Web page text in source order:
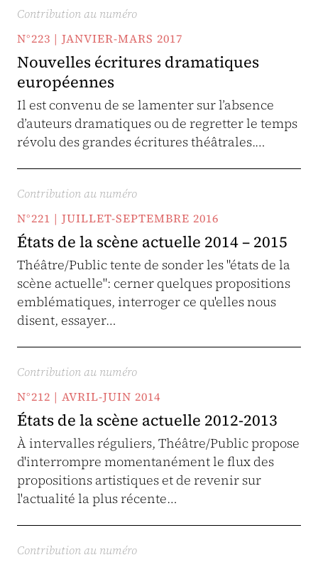
Contribution au numéro
N°223 | JANVIER-MARS 2017
Nouvelles écritures dramatiques
européennes
Il est convenu de se lamenter sur l’absence
d’auteurs dramatiques ou de regretter le temps
révolu des grandes écritures théâtrales.…
Contribution au numéro
N°221 | JUILLET-SEPTEMBRE 2016
États de la scène actuelle 2014 – 2015
Théâtre/Public tente de sonder les "états de la
scène actuelle": cerner quelques propositions
emblématiques, interroger ce qu'elles nous
disent, essayer…
Contribution au numéro
N°212 | AVRIL-JUIN 2014
États de la scène actuelle 2012-2013
À intervalles réguliers, Théâtre/Public propose
d'interrompre momentanément le flux des
propositions artistiques et de revenir sur
l'actualité la plus récente…
Contribution au numéro